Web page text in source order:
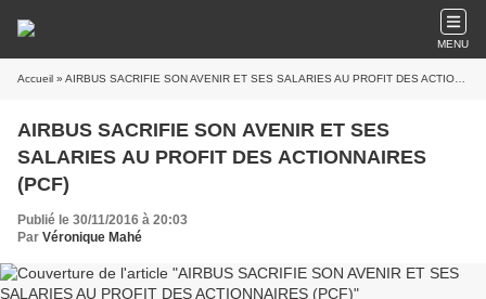
MENU
Accueil » AIRBUS SACRIFIE SON AVENIR ET SES SALARIES AU PROFIT DES ACTIONNAIRES (PCF)
AIRBUS SACRIFIE SON AVENIR ET SES
SALARIES AU PROFIT DES ACTIONNAIRES
(PCF)
Publié le 30/11/2016 à 20:03
Par Véronique Mahé